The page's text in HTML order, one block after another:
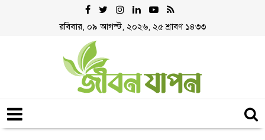
রবিবার, ০৯ আগস্ট, ২০২৬, ২৫ শ্রাবণ ১৪৩৩